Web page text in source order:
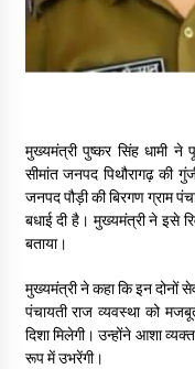
May
मुख्यमंत्री पुष्कर सिंह धामी ने
सीमांत जनपद पिथौरागढ़ की
जनपद पौड़ी की बिरगण ग्राम
बधाई दी है। मुख्यमंत्री ने इसे
बताया।
मुख्यमंत्री ने कहा कि इन दोनों
पंचायती राज व्यवस्था को
दिशा मिलेगी। उन्होंने आशा
रूप में उभरेंगी।